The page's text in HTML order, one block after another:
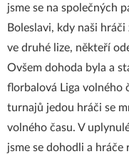
jsme se na společných
Boleslavi, kdy naši
ve druhé lize, někteří
Ovšem dohoda byla a
florbalová Liga volného
turnajů jedou hráči se
volného času. V
jsme se dohodli a